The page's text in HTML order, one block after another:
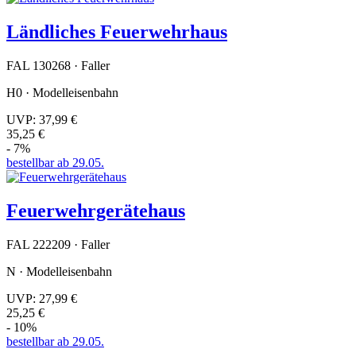
Ländliches Feuerwehrhaus
FAL 130268 · Faller
H0 · Modelleisenbahn
UVP: 37,99 €
35,25 €
- 7%
bestellbar ab 29.05.
Feuerwehrgerätehaus
FAL 222209 · Faller
N · Modelleisenbahn
UVP: 27,99 €
25,25 €
- 10%
bestellbar ab 29.05.